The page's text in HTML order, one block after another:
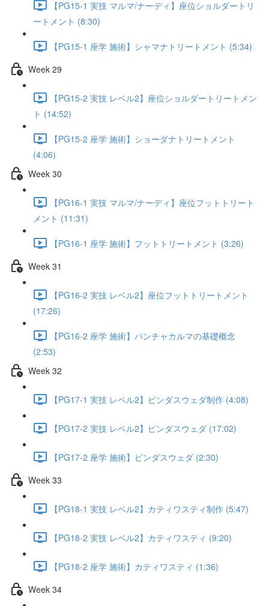
【PG15-1 実技 マルマ/ナーディ】座位ショルダートリ
ートメント (8:30)
【PG15-1 座学 施術】シャマナトリートメント (5:34)
Week 29
【PG15-2 実技 レベル2】座位ショルダートリートメン
ト (14:52)
【PG15-2 座学 施術】ショーダナトリートメント
(4:06)
Week 30
【PG16-1 実技 マルマ/ナーディ】座位フットトリート
メント (11:31)
【PG16-1 座学 施術】フットトリートメント (3:26)
Week 31
【PG16-2 実技 レベル2】座位フットトリートメント
(17:26)
【PG16-2 座学 施術】パンチャカルマの基礎概念
(2:53)
Week 32
【PG17-1 実技 レベル2】ピンダスウェダ制作 (4:08)
【PG17-2 実技 レベル2】ピンダスウェダ (17:02)
【PG17-2 座学 施術】ピンダスウェダ (2:30)
Week 33
【PG18-1 実技 レベル2】カティワスティ制作 (5:47)
【PG18-2 実技 レベル2】カティワスティ (9:20)
【PG18-2 座学 施術】カティワスティ (1:36)
Week 34